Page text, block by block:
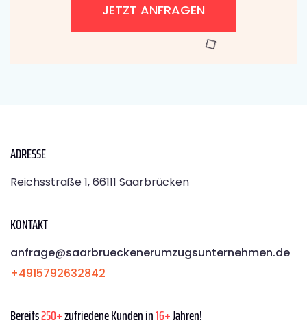
JETZT ANFRAGEN
ADRESSE
Reichsstraße 1, 66111 Saarbrücken
KONTAKT
anfrage@saarbrueckenerumzugsunternehmen.de
+4915792632842
Bereits250+zufriedene Kunden in16+Jahren!